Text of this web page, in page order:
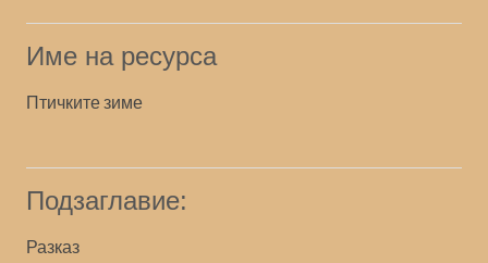
Име на ресурса
Птичките зиме
Подзаглавие:
Разказ